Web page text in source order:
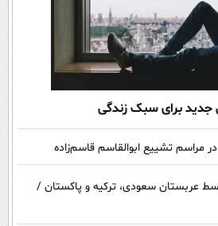
جدید برای سبک زندگی
مراسم تشییع ابوالقاسم قاسم‌زاده
عربستان سعودی، ترکیه و پاکستان /